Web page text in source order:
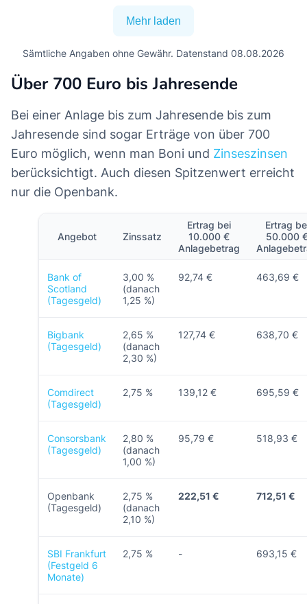
Mehr laden
Sämtliche Angaben ohne Gewähr. Datenstand 08.08.2026
Über 700 Euro bis Jahresende
Bei einer Anlage bis zum Jahresende bis zum
Jahresende sind sogar Erträge von über 700
Euro möglich, wenn man Boni und Zinseszinsen
berücksichtigt. Auch diesen Spitzenwert erreicht
nur die Openbank.
Angebot Zinssatz
Ertrag bei
10.000 €
Anlagebetrag
Ertrag
50.000
Bank of
Scotland
(Tagesgeld)
3,00 %
(danach
1,25 %)
92,74 € 463,69 €
Bigbank
(Tagesgeld)
2,65 %
(danach
2,30 %)
127,74 € 638,70 €
Comdirect
(Tagesgeld)
2,75 % 139,12 € 695,59 €
Consorsbank
(Tagesgeld)
2,80 %
(danach
1,00 %)
95,79 € 518,93 €
Openbank
(Tagesgeld)
2,75 %
(danach
2,10 %)
222,51 € 712,51 €
SBI Frankfurt
(Festgeld 6
Monate)
2,75 % - 693,15 €